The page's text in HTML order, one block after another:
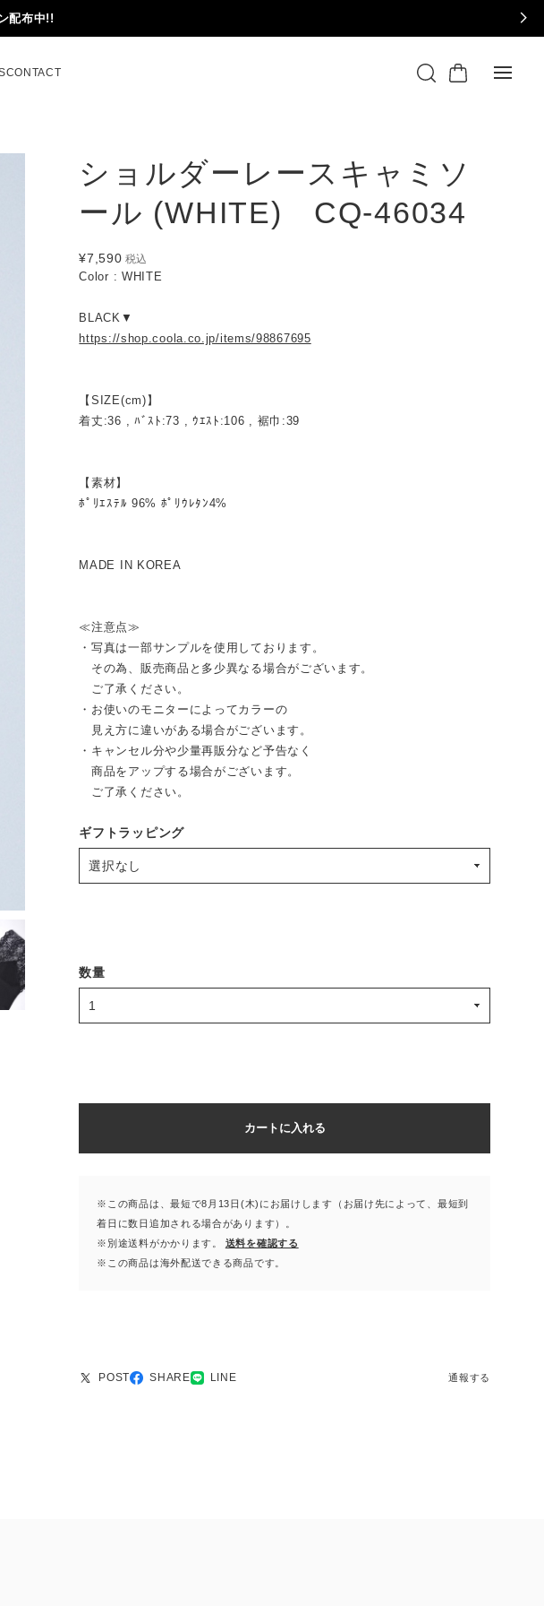
配布中!!
CONTACT
ショルダーレースキャミソ
ール (WHITE) CQ-46034
¥7,590 税込
Color : WHITE
BLACK▼
https://shop.coola.co.jp/items/98867695
【SIZE(cm)】
着丈:36 , ﾊﾞｽﾄ:73 , ｳｴｽﾄ:106 , 裾巾:39
【素材】
ﾎﾟﾘｴｽﾃﾙ 96% ﾎﾟﾘｳﾚﾀﾝ4%
MADE IN KOREA
≪注意点≫
・写真は一部サンプルを使用しております。
その為、販売商品と多少異なる場合がございます。
ご了承ください。
・お使いのモニターによってカラーの
見え方に違いがある場合がございます。
・キャンセル分や少量再販分など予告なく
商品をアップする場合がございます。
ご了承ください。
ギフトラッピング
数量
カートに入れる
※この商品は、最短で8月13日(木)にお届けします（お届け先によって、最短到
着日に数日追加される場合があります）。
※別途送料がかかります。
送料を確認する
※この商品は海外配送できる商品です。
POST SHARE LINE 通報する